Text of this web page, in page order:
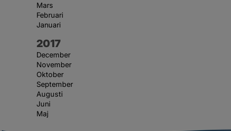
Mars
Februari
Januari
År:
2017
December
November
Oktober
September
Augusti
Juni
Maj